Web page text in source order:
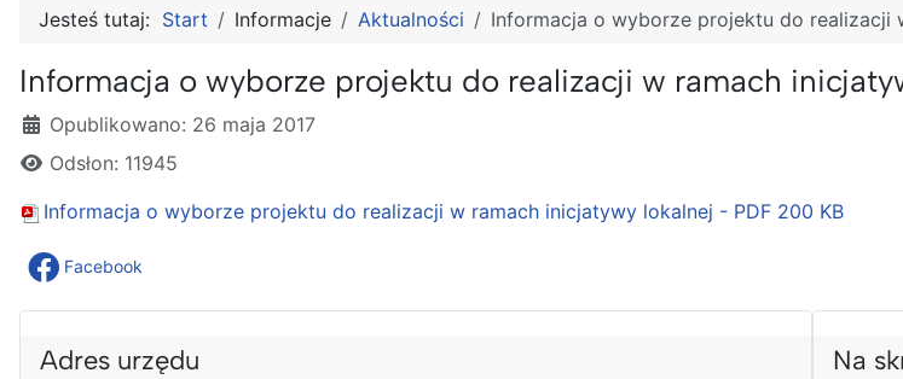
Jesteś tutaj: Start Informacje Aktualności Informacja o wyborze projektu do realizacji
Informacja o wyborze projektu do realizacji w ramach
Szczegóły
Opublikowano: 26 maja 2017
Odsłon: 11945
Informacja o wyborze projektu do realizacji w ramach inicjatywy lokalnej - PDF 200 KB
Facebook
Adres urzędu Na